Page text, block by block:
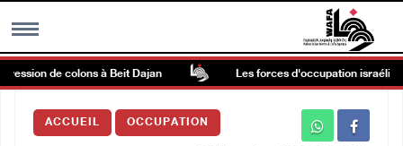
MENU
Galerie d’images
de colons à Beit Dajan Les forces d'occupation
ACCUEIL OCCUPATION